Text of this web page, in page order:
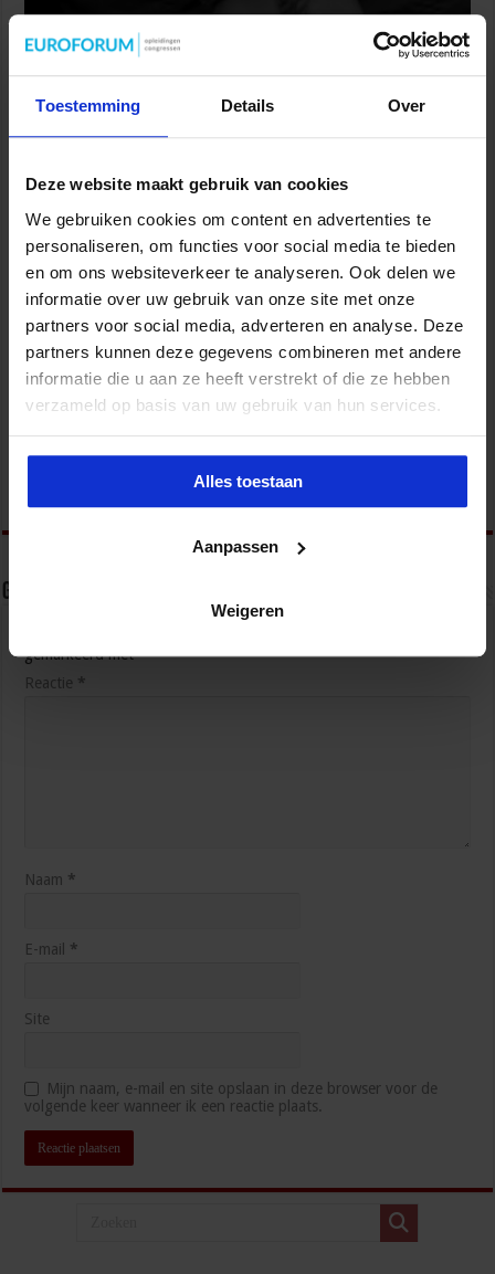
Toestemming Details Over
Deze website maakt gebruik van cookies
We gebruiken cookies om content en advertenties te
personaliseren, om functies voor social media te bieden
en om ons websiteverkeer te analyseren. Ook delen we
informatie over uw gebruik van onze site met onze
partners voor social media, adverteren en analyse. Deze
partners kunnen deze gegevens combineren met andere
informatie die u aan ze heeft verstrekt of die ze hebben
verzameld op basis van uw gebruik van hun services.
Alles toestaan
Aanpassen
Weigeren
Onderzoek mensenhandel op Wallen: sekswerkers op
8 augustus 2026
OM legt record aan beslag crimineel geld
Geef een reactie
gemarkeerd met*
Reactie *
Naam *
E-mail *
Site
Mijn naam, e-mail en site opslaan in deze browser voor de
volgende keer wanneer ik een reactie plaats.